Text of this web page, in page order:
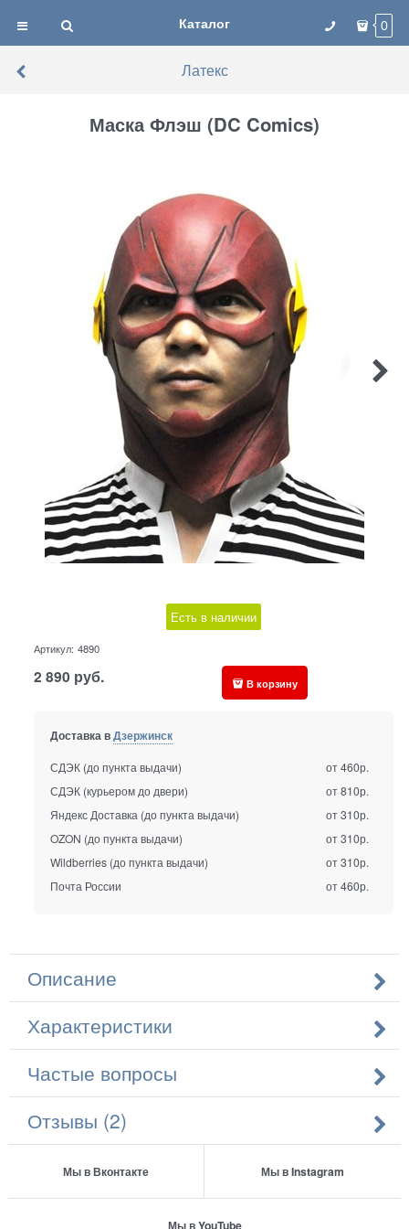
Каталог 0
Латекс
Маска Флэш (DC Comics)
Есть в наличии
Артикул: 4890
2 890 руб. В корзину
Доставка вДзержинск
СДЭК (до пункта выдачи)
от 460р.
СДЭК (курьером до двери)
от 810р.
Яндекс Доставка (до пункта выдачи)
от 310р.
OZON (до пункта выдачи)
от 310р.
Wildberries (до пункта выдачи)
от 310р.
Почта России
от 460р.
Описание
Характеристики
Частые вопросы
Отзывы (2)
Мы в Вконтакте Мы в Instagram
Мы в YouTube